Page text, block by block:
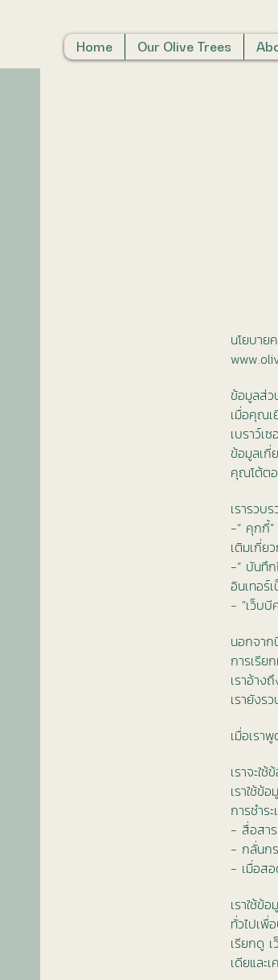
Home Our Olive Trees
นโยบาย
ข้อมูลส่ว
เมื่อคุณเ
เบราว์เ
ข้อมูลเกี่
คุณโต้ต
เรารวบ
-“ คุกกี้”
เติมเกี่ย
-“ บันทึก
อินเทอร์
- "เว็บบี
นอกจาก
การเรีย
เราอ้าง
เรายังร
เมื่อเรา
เราจะใ
เราใช้ข้
การชำร
- สื่อสา
- กลั่นกร
- เมื่อส
เราใช้ข้
ทั่วไปเพื่
เรียกดู
เดียและ